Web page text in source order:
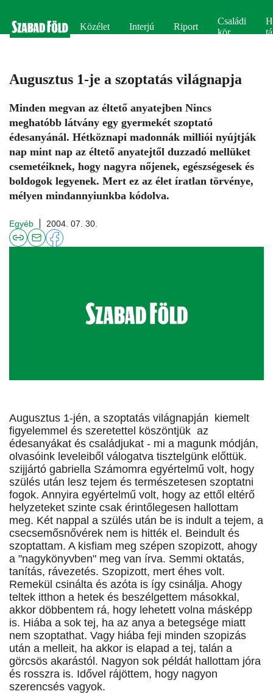
Közélet Interjú Riport
Családi
kör
Augusztus 1-je a szoptatás világnapja
Minden megvan az éltető anyatejben Nincs
meghatóbb látvány egy gyermekét szoptató
édesanyánál. Hétköznapi madonnák milliói nyújtják
nap mint nap az éltető anyatejtől duzzadó mellüket
csemetéiknek, hogy nagyra nőjenek, egészségesek és
boldogok legyenek. Mert ez az élet íratlan törvénye,
mélyen mindannyiunkba kódolva.
Egyéb 2004. 07. 30.
Augusztus 1-jén, a szoptatás világnapján kiemelt
figyelemmel és szeretettel köszöntjük az
édesanyákat és családjukat - mi a magunk módján,
olvasóink leveleiből válogatva tisztelgünk előttük.
szijjártó gabriella Számomra egyértelmű volt, hogy
szülés után lesz tejem és természetesen szoptatni
fogok. Annyira egyértelmű volt, hogy az ettől eltérő
helyzeteket szinte csak érintőlegesen hallottam
meg. Két nappal a szülés után be is indult a tejem, a
csecsemősnővérek nem is hitték el. Beindult és
szoptattam. A kisfiam meg szépen szopizott, ahogy
a "nagykönyvben" meg van írva. Semmi oktatás,
tanítás, rávezetés. Szopizott, mert éhes volt.
Remekül csinálta és azóta is így csinálja. Ahogy
teltek itthon a hetek és beszélgettem másokkal,
akkor döbbentem rá, hogy lehetett volna másképp
is. Hiába a sok tej, ha az anya a betegsége miatt
nem szoptathat. Vagy hiába feji minden szopizás
után a melleit, ha akkor is elapad a tej, talán a
görcsös akarástól. Nagyon sok példát hallottam jóra
és rosszra is. Idővel rájöttem, hogy nagyon
szerencsés vagyok.